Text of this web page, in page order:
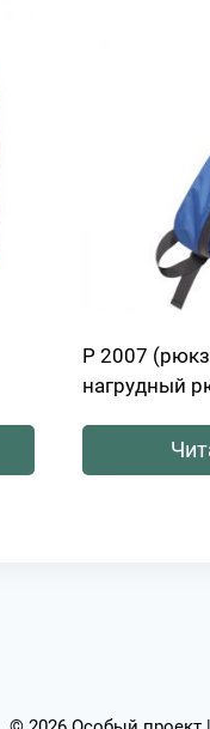
Р 2007
нагрудный